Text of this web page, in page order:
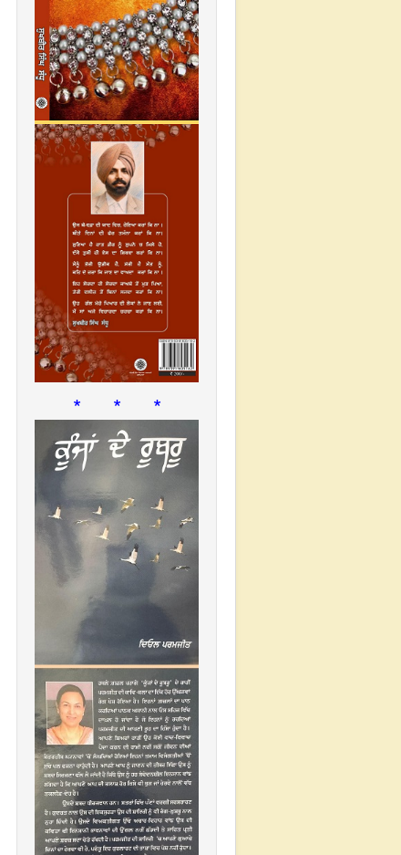
* * *